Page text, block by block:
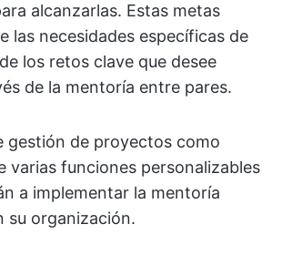
alcanzarlas. Estas metas
las necesidades específicas de
los retos clave que desee
de la mentoría entre pares.
gestión de proyectos como
varias funciones personalizables
a implementar la mentoría
su organización.